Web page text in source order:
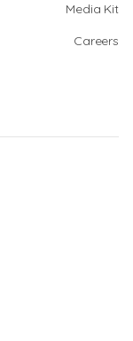
Media Kit
Careers